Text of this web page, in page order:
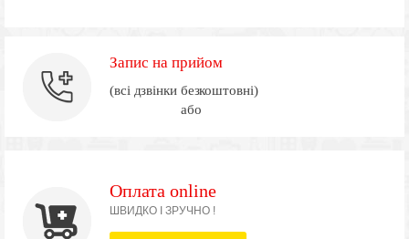
Запис на прийом
(всі дзвінки безкоштовні)
або
Оплата online
ШВИДКО І ЗРУЧНО !